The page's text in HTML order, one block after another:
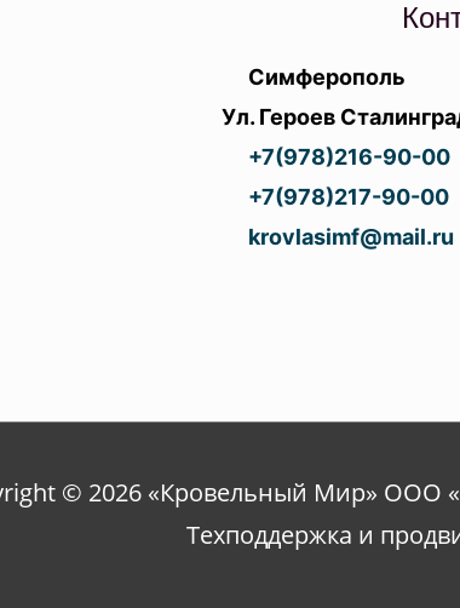
Симферополь
Ул. Героев
+7(978)216-90-00
+7(978)217-90-00
krovlasimf@mail.ru
© 2026 «Кровельный Мир» ООО
Техподдержка и